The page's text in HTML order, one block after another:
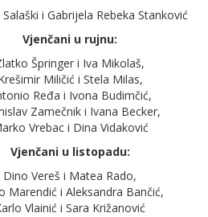
i Gabrijela Rebeka Stanković
Vjenčani u rujnu:
Špringer i Iva Mikolaš,
Miličić i Stela Milas,
Ređa i Ivona Budimčić,
Zamečnik i Ivana Becker,
Vrebac i Dina Vidaković
Vjenčani u listopadu:
Dino Vereš i Matea Rado,
Marendić i Aleksandra Bančić,
Vlainić i Sara Križanović